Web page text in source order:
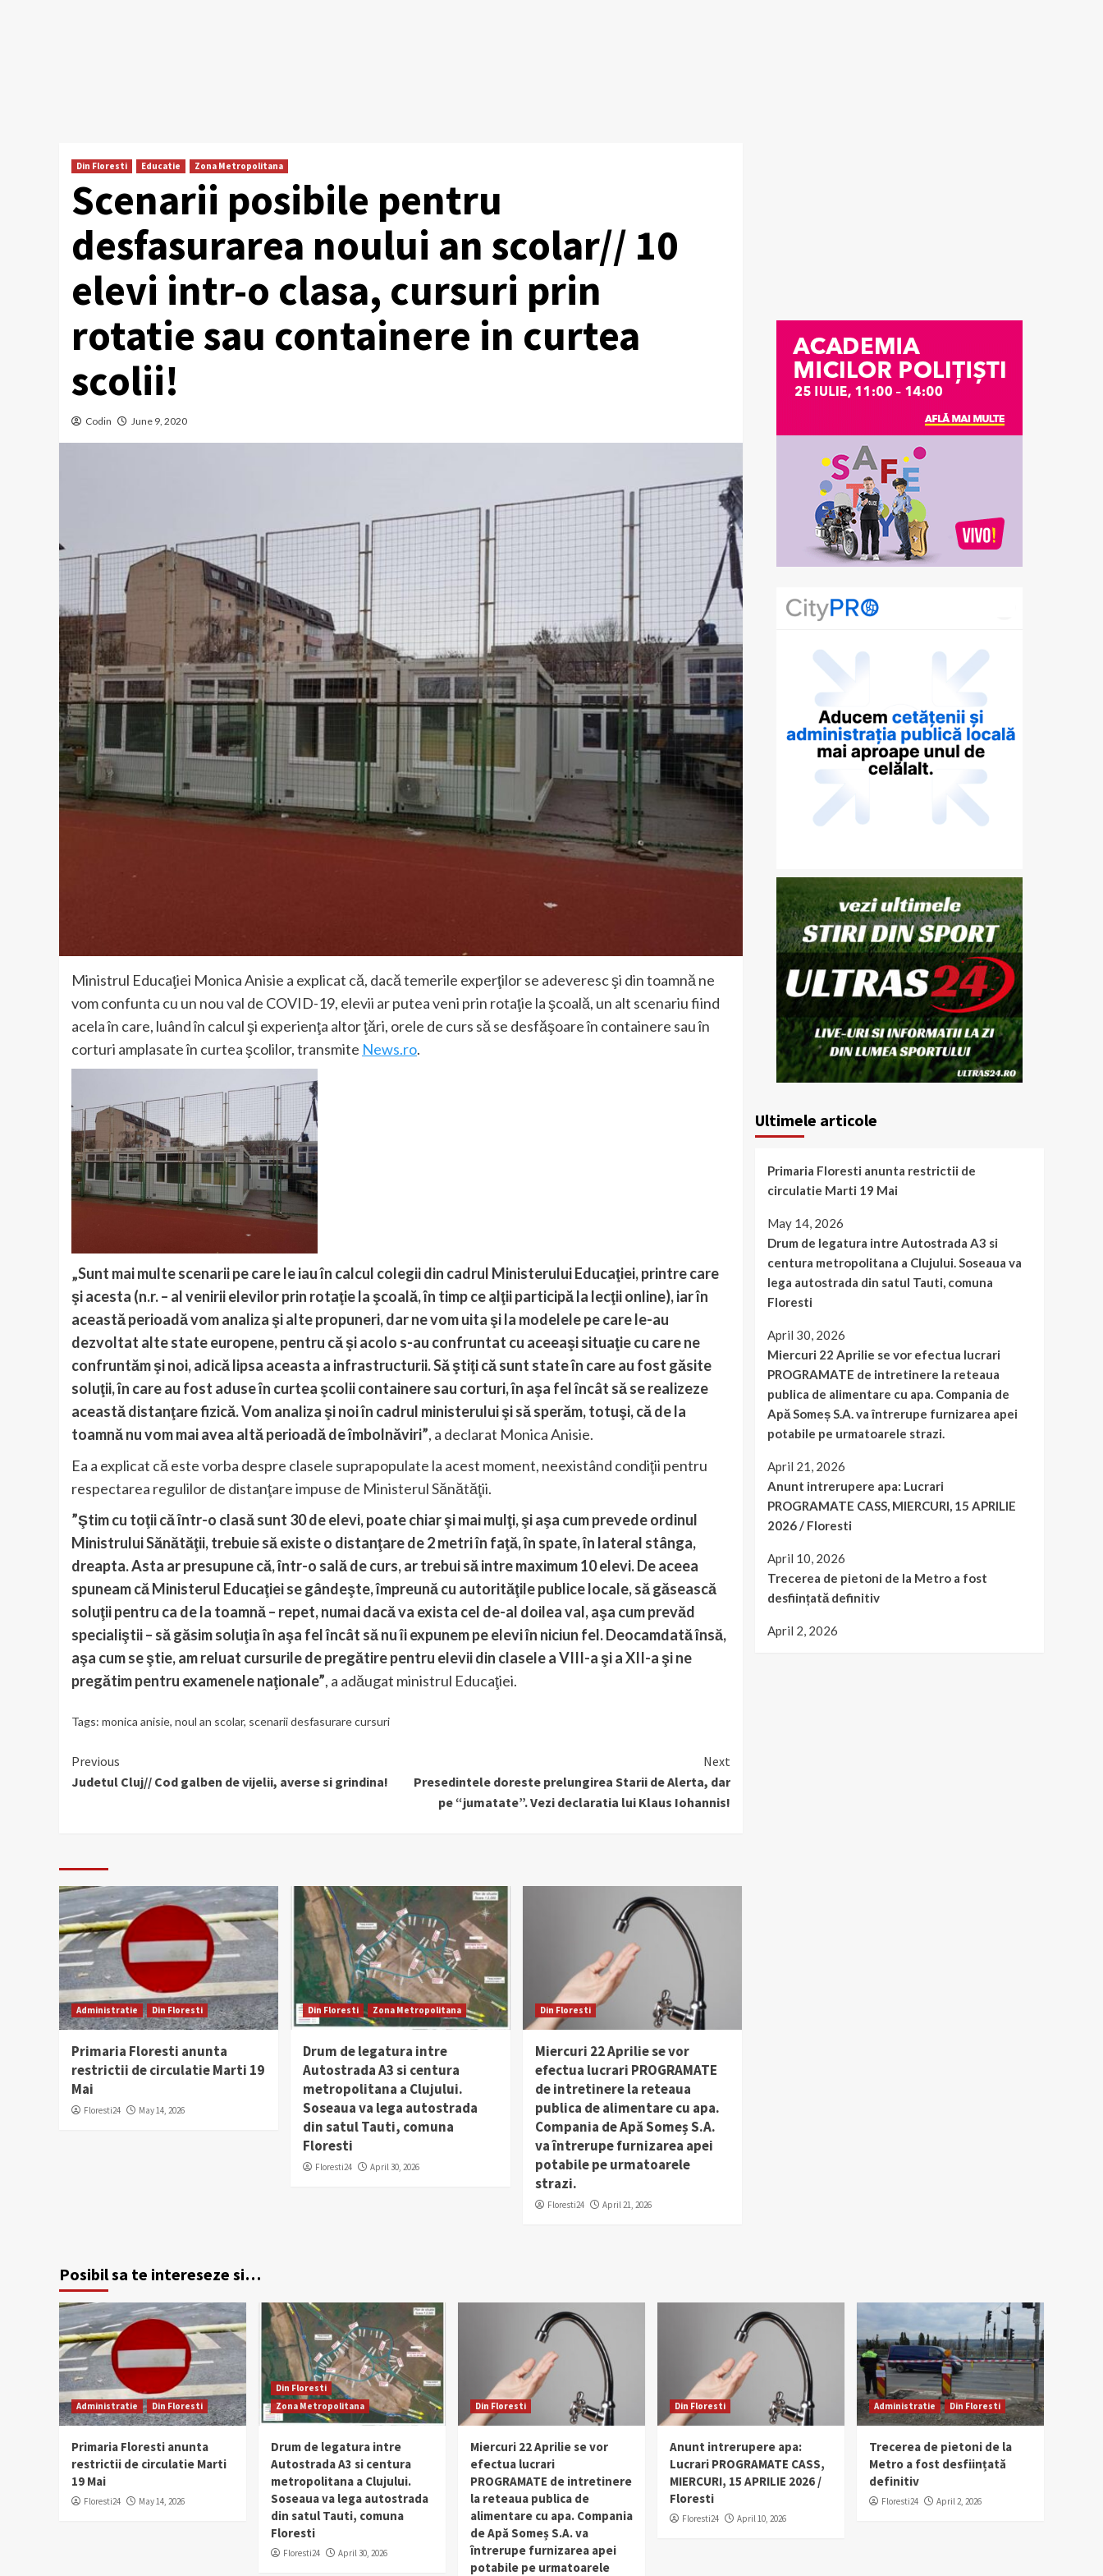
Din Floresti Educatie Zona Metropolitana
Scenarii posibile pentru
desfasurarea noului an scolar// 10
elevi intr-o clasa, cursuri prin
rotatie sau containere in curtea
scolii!
Codin June 9, 2020
Ministrul Educaţiei Monica Anisie a explicat că, dacă temerile experţilor se adeveresc şi din toamnă ne
vom confunta cu un nou val de COVID-19, elevii ar putea veni prin rotaţie la şcoală, un alt scenariu fiind
acela în care, luând în calcul şi experienţa altor ţări, orele de curs să se desfăşoare în containere sau în
corturi amplasate în curtea şcolilor, transmite News.ro.
„Sunt mai multe scenarii pe care le iau în calcul colegii din cadrul Ministerului Educaţiei, printre care
şi acesta (n.r. – al venirii elevilor prin rotaţie la şcoală, în timp ce alţii participă la lecţii online), iar în
această perioadă vom analiza şi alte propuneri, dar ne vom uita şi la modelele pe care le-au
dezvoltat alte state europene, pentru că şi acolo s-au confruntat cu aceeaşi situaţie cu care ne
confruntăm şi noi, adică lipsa aceasta a infrastructurii. Să ştiţi că sunt state în care au fost găsite
soluţii, în care au fost aduse în curtea şcolii containere sau corturi, în aşa fel încât să se realizeze
această distanţare fizică. Vom analiza şi noi în cadrul ministerului şi să sperăm, totuşi, că de la
toamnă nu vom mai avea altă perioadă de îmbolnăviri”, a declarat Monica Anisie.
Ea a explicat că este vorba despre clasele suprapopulate la acest moment, neexistând condiţii pentru
respectarea regulilor de distanţare impuse de Ministerul Sănătăţii.
”Ştim cu toţii că într-o clasă sunt 30 de elevi, poate chiar şi mai mulţi, şi aşa cum prevede ordinul
Ministrului Sănătăţii, trebuie să existe o distanţare de 2 metri în faţă, în spate, în lateral stânga,
dreapta. Asta ar presupune că, într-o sală de curs, ar trebui să intre maximum 10 elevi. De aceea
spuneam că Ministerul Educaţiei se gândeşte, împreună cu autorităţile publice locale, să găsească
soluţii pentru ca de la toamnă – repet, numai dacă va exista cel de-al doilea val, aşa cum prevăd
specialiştii – să găsim soluţia în aşa fel încât să nu îi expunem pe elevi în niciun fel. Deocamdată însă,
aşa cum se ştie, am reluat cursurile de pregătire pentru elevii din clasele a VIII-a şi a XII-a şi ne
pregătim pentru examenele naţionale”, a adăugat ministrul Educaţiei.
Tags: monica anisie, noul an scolar, scenarii desfasurare cursuri
Continue
Reading
Previous
Judetul Cluj// Cod galben de vijelii, averse si grindina!
Next
Presedintele doreste prelungirea Starii de Alerta, dar
pe “jumatate”. Vezi declaratia lui Klaus Iohannis!
Administratie Din Floresti
Primaria Floresti anunta
restrictii de circulatie Marti 19
Mai
Floresti24 May 14, 2026
Din Floresti Zona Metropolitana
Drum de legatura intre
Autostrada A3 si centura
metropolitana a Clujului.
Soseaua va lega autostrada
din satul Tauti, comuna
Floresti
Floresti24 April 30, 2026
Din Floresti
Miercuri 22 Aprilie se vor
efectua lucrari PROGRAMATE
de intretinere la reteaua
publica de alimentare cu apa.
Compania de Apă Someș S.A.
va întrerupe furnizarea apei
potabile pe urmatoarele
strazi.
Floresti24 April 21, 2026
Ultimele articole
Primaria Floresti anunta restrictii de
circulatie Marti 19 Mai
May 14, 2026
Drum de legatura intre Autostrada A3 si
centura metropolitana a Clujului. Soseaua va
lega autostrada din satul Tauti, comuna
Floresti
April 30, 2026
Miercuri 22 Aprilie se vor efectua lucrari
PROGRAMATE de intretinere la reteaua
publica de alimentare cu apa. Compania de
Apă Someș S.A. va întrerupe furnizarea apei
potabile pe urmatoarele strazi.
April 21, 2026
Anunt intrerupere apa: Lucrari
PROGRAMATE CASS, MIERCURI, 15 APRILIE
2026 / Floresti
April 10, 2026
Trecerea de pietoni de la Metro a fost
desființată definitiv
April 2, 2026
Posibil sa te intereseze si…
Administratie Din Floresti
Primaria Floresti anunta
restrictii de circulatie Marti
19 Mai
Floresti24 May 14, 2026
Din Floresti
Zona Metropolitana
Drum de legatura intre
Autostrada A3 si centura
metropolitana a Clujului.
Soseaua va lega autostrada
din satul Tauti, comuna
Floresti
Floresti24 April 30, 2026
Din Floresti
Miercuri 22 Aprilie se vor
efectua lucrari
PROGRAMATE de intretinere
la reteaua publica de
alimentare cu apa. Compania
de Apă Someș S.A. va
întrerupe furnizarea apei
potabile pe urmatoarele
Din Floresti
Anunt intrerupere apa:
Lucrari PROGRAMATE CASS,
MIERCURI, 15 APRILIE 2026 /
Floresti
Floresti24 April 10, 2026
Administratie Din Floresti
Trecerea de pietoni de la
Metro a fost desființată
definitiv
Floresti24 April 2, 2026